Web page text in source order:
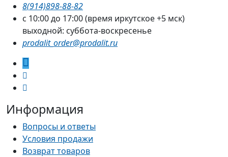
8(914)898-88-82
с 10:00 до 17:00 (время иркутское +5 мск)
выходной: суббота-воскресенье
prodalit_order@prodalit.ru
Информация
Вопросы и ответы
Условия продажи
Возврат товаров